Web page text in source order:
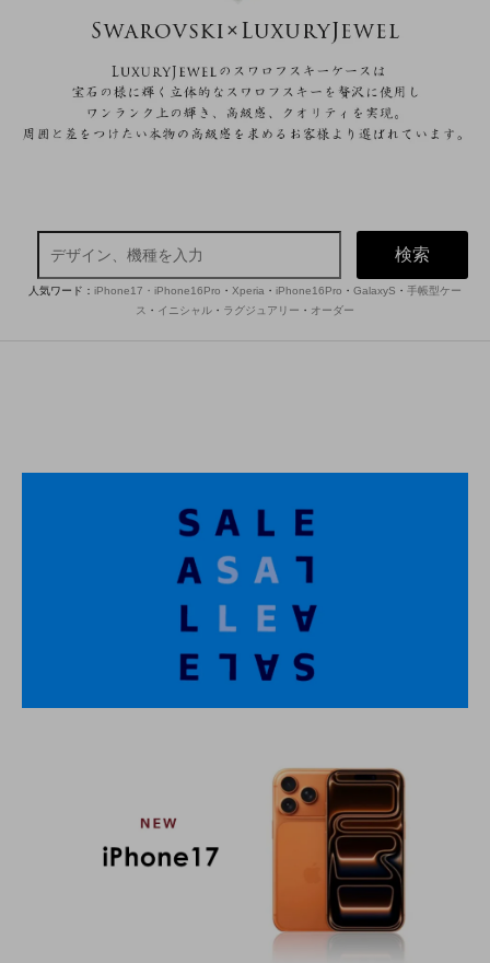
検索
人気ワード： iPhone17・iPhone16Pro ・ Xperia ・ iPhone16Pro ・ GalaxyS ・ 手帳型ケー
ス ・ イニシャル ・ ラグジュアリー ・ オーダー